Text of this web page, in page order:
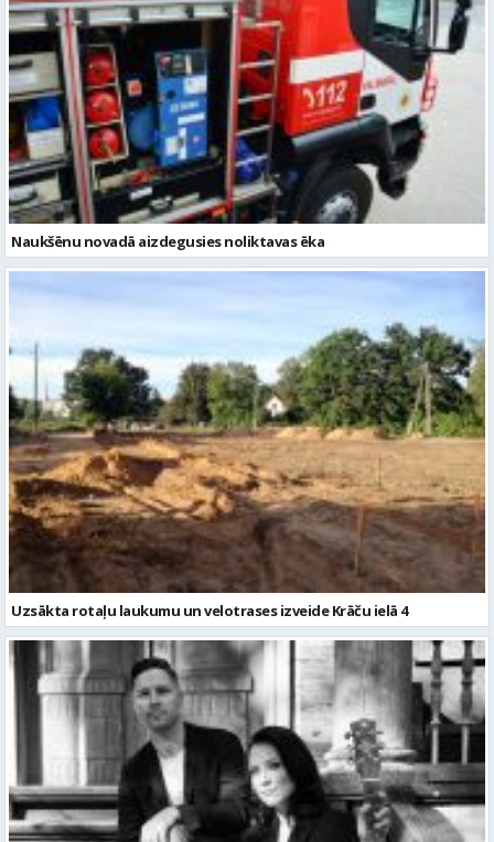
Naukšēnu novadā aizdegusies noliktavas ēka
Uzsākta rotaļu laukumu un velotrases izveide Krāču ielā 4